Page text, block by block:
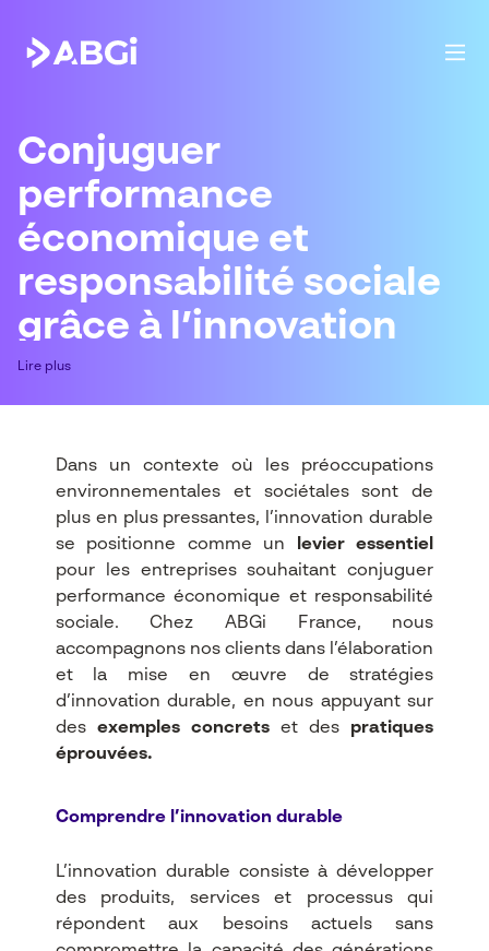
Conjuguer
performance
économique et
responsabilité sociale
grâce à l’innovation
durable.
Lire plus
Dans un contexte où les préoccupations
environnementales et sociétales sont de
plus en plus pressantes, l’innovation durable
se positionne comme un
levier essentiel
pour les entreprises souhaitant conjuguer
performance économique et responsabilité
sociale. Chez ABGi France, nous
accompagnons nos clients dans l’élaboration
et la mise en œuvre de stratégies
d’innovation durable, en nous appuyant sur
des exemples concretset des pratiques
éprouvées.
Comprendre l’innovation durable
L’innovation durable consiste à développer
des produits, services et processus qui
répondent aux besoins actuels sans